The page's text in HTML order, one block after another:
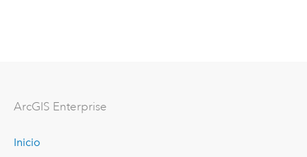
ArcGIS Enterprise
Inicio